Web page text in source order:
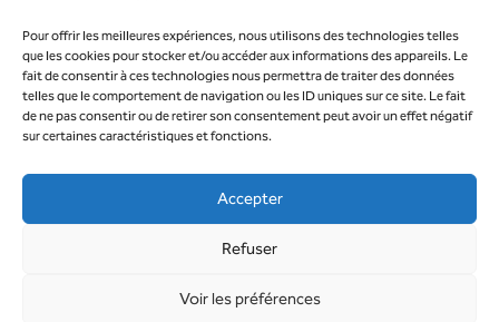
Pour offrir les meilleures expériences, nous utilisons des technologies telles
que les cookies pour stocker et/ou accéder aux informations des appareils. Le
fait de consentir à ces technologies nous permettra de traiter des données
telles que le comportement de navigation ou les ID uniques sur ce site. Le fait
de ne pas consentir ou de retirer son consentement peut avoir un effet négatif
sur certaines caractéristiques et fonctions.
Accepter
Refuser
Voir les préférences
Design & Development :
All rights reserved to Gévaudan Authentique Tourist and Trade Office